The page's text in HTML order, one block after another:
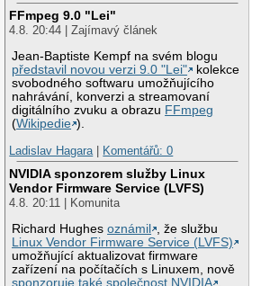
FFmpeg 9.0 "Lei"
4.8. 20:44 | Zajímavý článek
Jean-Baptiste Kempf na svém blogu
představil novou verzi 9.0 "Lei"
kolekce
svobodného softwaru umožňujícího
nahrávání, konverzi a streamovaní
digitálního zvuku a obrazu FFmpeg
(Wikipedie ).
Ladislav Hagara | Komentářů: 0
NVIDIA sponzorem služby Linux
Vendor Firmware Service (LVFS)
4.8. 20:11 | Komunita
Richard Hughesoznámil
, že službu
Linux Vendor Firmware Service (LVFS)
umožňující aktualizovat firmware
zařízení na počítačích s Linuxem, nově
sponzoruje také společnost NVIDIA .